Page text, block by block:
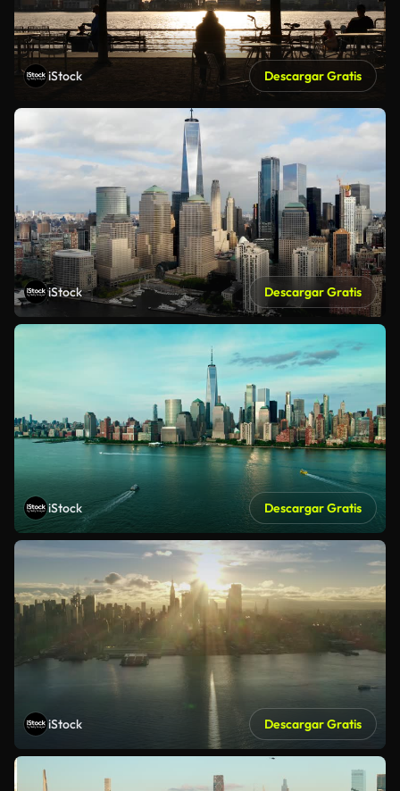
iStock Descargar Gratis
iStock Descargar Gratis
iStock Descargar Gratis
iStock Descargar Gratis